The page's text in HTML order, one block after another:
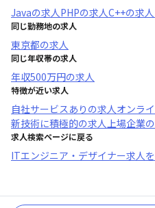
Javaの求人PHPの求人C++の求人
同じ勤務地の求人
東京都の求人
同じ年収帯の求人
年収500万円の求人
特徴が近い求人
自社サービスあり の求人オンラ
新技術に積極的の求人上場企業
求人検索ページに戻る
ITエンジニア・デザイナー求人